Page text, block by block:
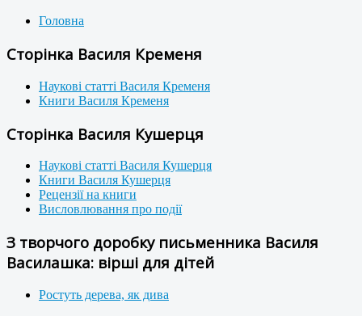
Головна
Сторінка Василя Кременя
Наукові статті Василя Кременя
Книги Василя Кременя
Сторінка Василя Кушерця
Наукові статті Василя Кушерця
Книги Василя Кушерця
Рецензії на книги
Висловлювання про події
З творчого доробку письменника Василя
Василашка: вірші для дітей
Ростуть дерева, як дива